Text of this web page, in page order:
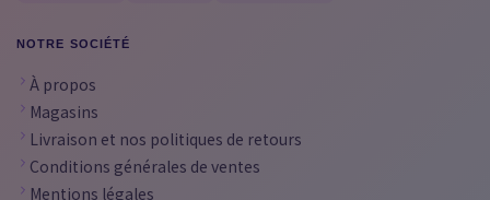
NOTRE SOCIÉTÉ
À propos
Magasins
Livraison et nos politiques de retours
Conditions générales de ventes
Mentions légales